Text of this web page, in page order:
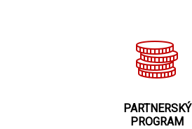
PARTNERSKÝ
PROGRAM